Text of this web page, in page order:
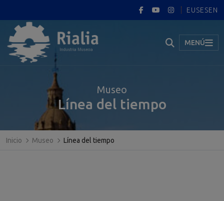
EUSESEN
MENÚ
Museo
Línea del tiempo
Inicio Museo Línea del tiempo